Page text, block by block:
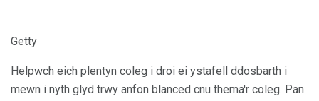
Getty
Helpwch eich plentyn coleg i droi ei ystafell ddosbarth i
mewn i nyth glyd trwy anfon blanced cnu thema'r coleg. Pan